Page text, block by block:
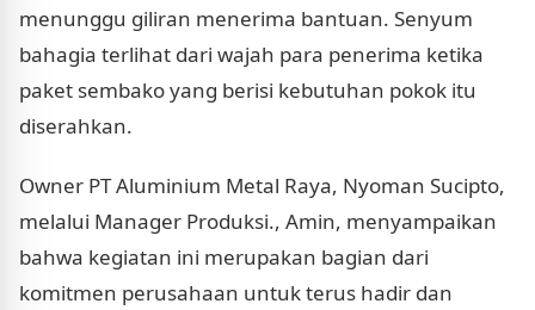
menunggu giliran menerima bantuan. Senyum
bahagia terlihat dari wajah para penerima ketika
paket sembako yang berisi kebutuhan pokok itu
diserahkan.
Owner PT Aluminium Metal Raya, Nyoman Sucipto,
melalui Manager Produksi., Amin, menyampaikan
bahwa kegiatan ini merupakan bagian dari
komitmen perusahaan untuk terus hadir dan